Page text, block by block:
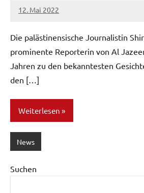
12. Mai 2022
network
Die palästinensische Journalistin
prominente Reporterin von Al
Jahren zu den bekanntesten
den […]
Weiterlesen
News
Suchen